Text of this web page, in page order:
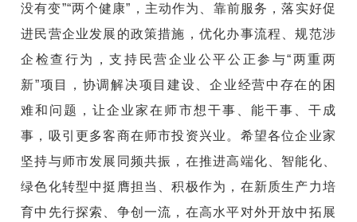
没有变”“两个健康”，主动作为、靠前服务，落实好促
进民营企业发展的政策措施，优化办事流程、规范涉
企检查行为，支持民营企业公平公正参与“两重两
新”项目，协调解决项目建设、企业经营中存在的困
难和问题，让企业家在师市想干事、能干事、干成
事，吸引更多客商在师市投资兴业。希望各位企业家
坚持与师市发展同频共振，在推进高端化、智能化、
绿色化转型中挺膺担当、积极作为，在新质生产力培
育中先行探索、争创一流，在高水平对外开放中拓展